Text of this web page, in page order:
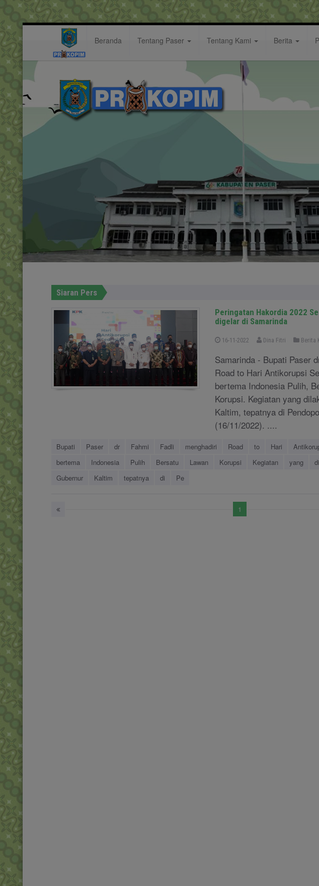
Beranda Tentang Paser Tentang Kami Berita
Hastag:
Siaran Pers
Peringatan Hakordia 2022
digelar di Samarinda
16-11-2022 Dina Fitri Berita
Samarinda - Bupati Paser
Road to Hari Antikorupsi
bertema Indonesia Pulih,
Korupsi. Kegiatan yang
Kaltim, tepatnya di
(16/11/2022). ....
Bupati Paser dr Fahmi Fadli menghadiri Road to Hari
bertema
Indonesia Pulih Bersatu Lawan Korupsi Kegiatan yang
Gubernur
Kaltim tepatnya di Pe
1